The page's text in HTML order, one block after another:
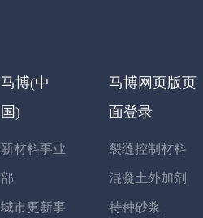
马博(中
国)
新材料事业
部
城市更新事
马博网页版页
面登录
裂缝控制材料
混凝土外加剂
特种砂浆